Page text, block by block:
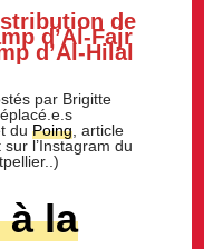
de
d’Al-Fajr
d’Al-Hilal
par Brigitte
duPoing , article
sur l’Instagram du
la